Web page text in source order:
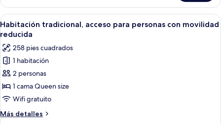
Cosy
avec
Terrasse,
vue
Abrir
todas
las
fotos
de
Habitación
tradicional,
acceso
para
personas
Sábanas de algodón egipcio, ropa
4
Habitación tradicional, acceso para personas con movilidad
reducida
258 pies cuadrados
1 habitación
2 personas
1 cama Queen size
Wifi gratuito
Más detalles
Más